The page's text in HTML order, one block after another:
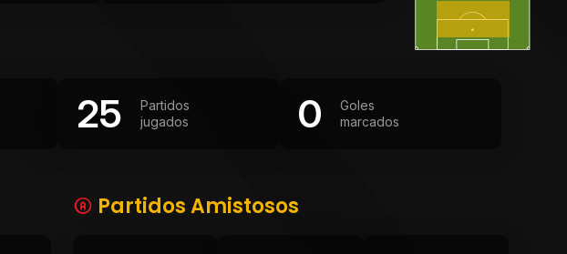
25
Partidos
jugados
0
Goles
marcados
Partidos Amistosos